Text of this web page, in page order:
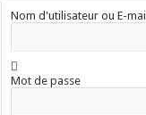
Nom d'utilisateur ou E-mail
Mot de passe